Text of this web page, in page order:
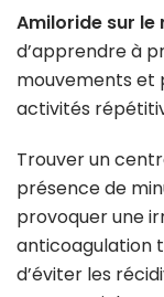
Amiloride sur le
d’apprendre à
mouvements et
activités
Trouver un
présence de
provoquer une
anticoagulation
d’éviter les